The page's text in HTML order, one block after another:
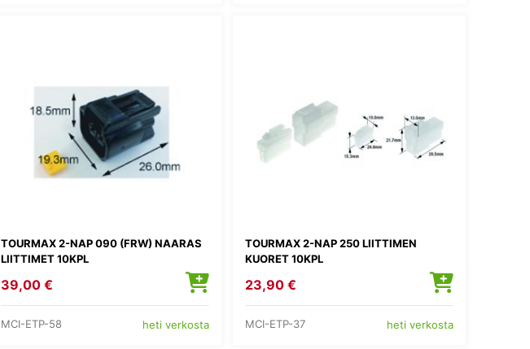
TOURMAX 2-NAP 090 (FRW) NAARAS
LIITTIMET 10KPL
39,00 €
MCI-ETP-58 heti verkosta
TOURMAX 2-NAP 250 LIITTIMEN
KUORET 10KPL
23,90 €
MCI-ETP-37 heti verkosta